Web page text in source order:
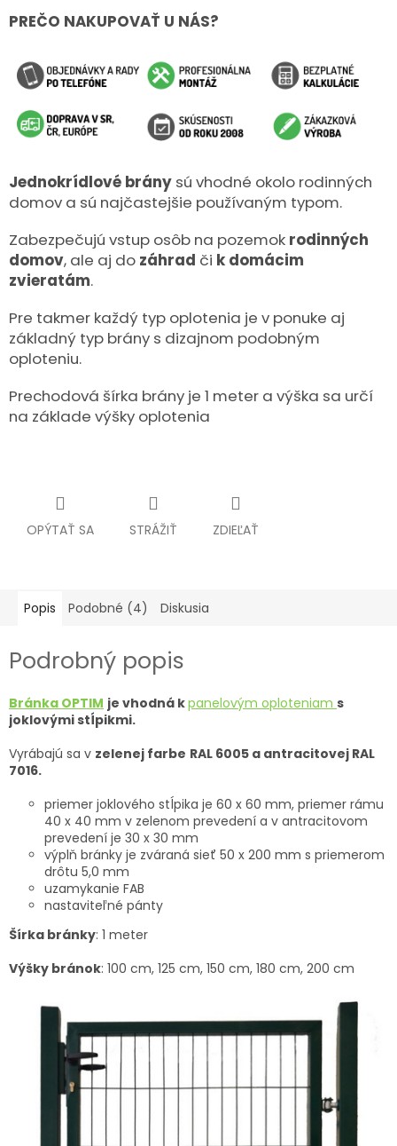
PREČO NAKUPOVAŤ U NÁS?
Jednokrídlové brány sú vhodné okolo rodinných
domov a sú najčastejšie používaným typom.
Zabezpečujú vstup osôb na pozemok rodinných
domov, ale aj do záhrad či k domácim
zvieratám.
Pre takmer každý typ oplotenia je v ponuke aj
základný typ brány s dizajnom podobným
oploteniu.
Prechodová šírka brány je 1 meter a výška sa určí
na základe výšky oplotenia
OPÝTAŤ SA STRÁŽIŤ ZDIEĽAŤ
Popis Podobné (4) Diskusia
Podrobný popis
Bránka OPTIM je vhodná kpanelovým oploteniam s
joklovými stĺpikmi.
Vyrábajú sa v zelenej farbe RAL 6005 a antracitovej RAL
7016.
priemer joklového stĺpika je 60 x 60 mm, priemer rámu
40 x 40 mm v zelenom prevedení a v antracitovom
prevedení je 30 x 30 mm
výplň bránky je zváraná sieť 50 x 200 mm s priemerom
drôtu 5,0 mm
uzamykanie FAB
nastaviteľné pánty
Šírka bránky: 1 meter
Výšky bránok: 100 cm, 125 cm, 150 cm, 180 cm, 200 cm